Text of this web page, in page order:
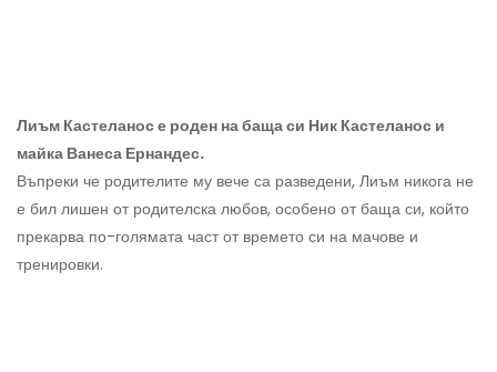
Лиъм Кастеланос е роден на баща си Ник Кастеланос и
майка Ванеса Ернандес.
Въпреки че родителите му вече са разведени, Лиъм никога не
е бил лишен от родителска любов, особено от баща си, който
прекарва по-голямата част от времето си на мачове и
тренировки.